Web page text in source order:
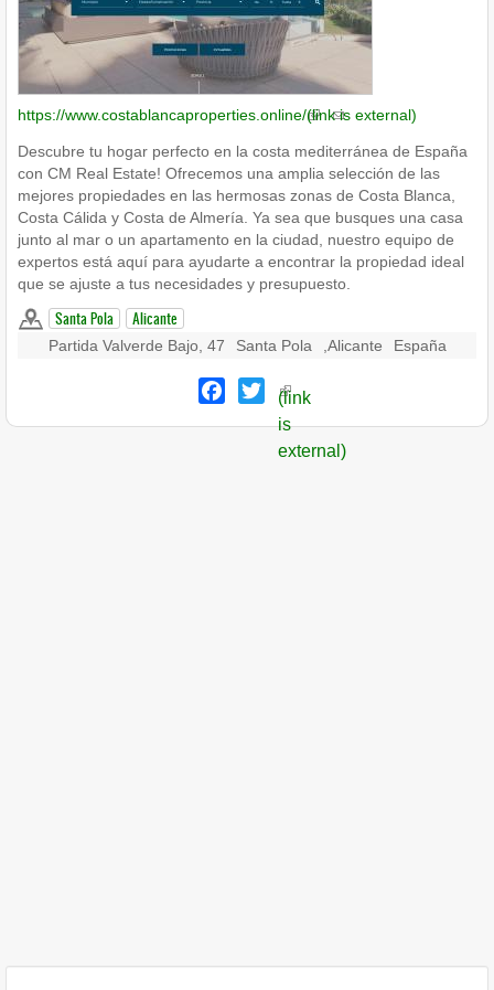
https://www.costablancaproperties.online/(link is external)
Descubre tu hogar perfecto en la costa mediterránea de España
con CM Real Estate! Ofrecemos una amplia selección de las
mejores propiedades en las hermosas zonas de Costa Blanca,
Costa Cálida y Costa de Almería. Ya sea que busques una casa
junto al mar o un apartamento en la ciudad, nuestro equipo de
expertos está aquí para ayudarte a encontrar la propiedad ideal
que se ajuste a tus necesidades y presupuesto.
Santa Pola Alicante
Partida Valverde Bajo, 47 Santa Pola Alicante España
Facebook
Twitter
(link
is
external)